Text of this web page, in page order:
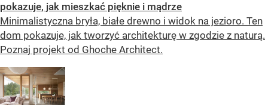
pokazuje, jak mieszkać pięknie i mądrze
Minimalistyczna bryła, białe drewno i widok na jezioro. Ten
dom pokazuje, jak tworzyć architekturę w zgodzie z naturą.
Poznaj projekt od Ghoche Architect.